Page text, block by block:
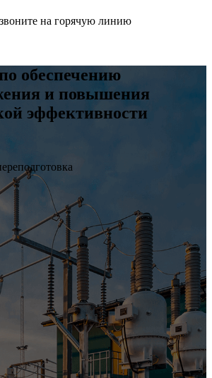
на горячую линию
обеспечению
и повышения
эффективности